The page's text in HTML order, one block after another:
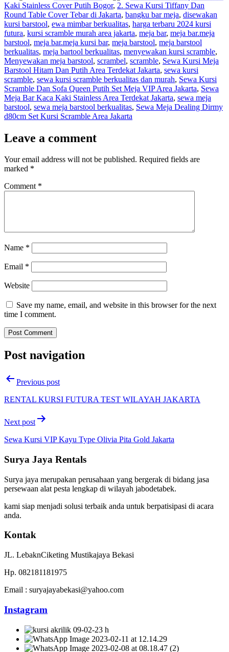
Kaki Stainless Cover Putih Bogor, 2. Sewa Kursi Tiffany Dan
Round Table Cover Tebar di Jakarta, bangku bar meja, disewakan
kursi barstool, ewa mimbar berkualitas, harga terbaru 2024 kursi
futura, kursi scramble murah area jakarta, meja bar, meja bar.meja
barstool, meja bar.meja kursi bar, meja barstool, meja barstool
berkualitas, meja bartool berkualitas, menyewakan kursi scramble,
Menyewakan meja barstool, scrambel, scramble, Sewa Kursi Meja
Barstool Hitam Dan Putih Area Terdekat Jakarta, sewa kursi
scramble, sewa kursi scramble berkualitas dan murah, Sewa Kursi
Scramble Dan Sofa Queen Putih Set Meja VIP Area Jakarta, Sewa
Meja Bar Kaca Kaki Stainless Area Terdekat Jakarta, sewa meja
barstool, sewa meja barstool berkualitas, Sewa Meja Dealing Dirmy
d80cm Set Kursi Scramble Area Jakarta
Leave a comment
Your email address will not be published. Required fields are
marked *
Comment *
Name *
Email *
Website
Save my name, email, and website in this browser for the next
time I comment.
Post navigation
Previous post
RENTAL KURSI FUTURA TEST WILAYAH JAKARTA
Next post
Sewa Kursi VIP Kayu Type Olivia Pita Gold Jakarta
Surya Jaya Rentals
Surya jaya merupakan perusahaan yang bergerak di bidang jasa
persewaan alat pesta lengkap di wilayah jabodetabek.
kami siap menjadi solusi terbaik anda untuk berpatisipasi di acara
anda.
Kontak
JL. LebaknCiketing Mustikajaya Bekasi
Hp. 082181181975
Email : suryajayabekasi@yahoo.com
Instagram